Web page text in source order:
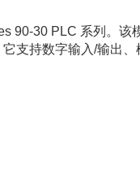
90-30 PLC 系列。该
支持数字输入/输出